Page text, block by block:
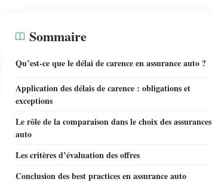
Sommaire
Qu’est-ce que le délai de carence en assurance auto ?
Application des délais de carence : obligations et
exceptions
Le rôle de la comparaison dans le choix des assurances
auto
Les critères d’évaluation des offres
Conclusion des best practices en assurance auto